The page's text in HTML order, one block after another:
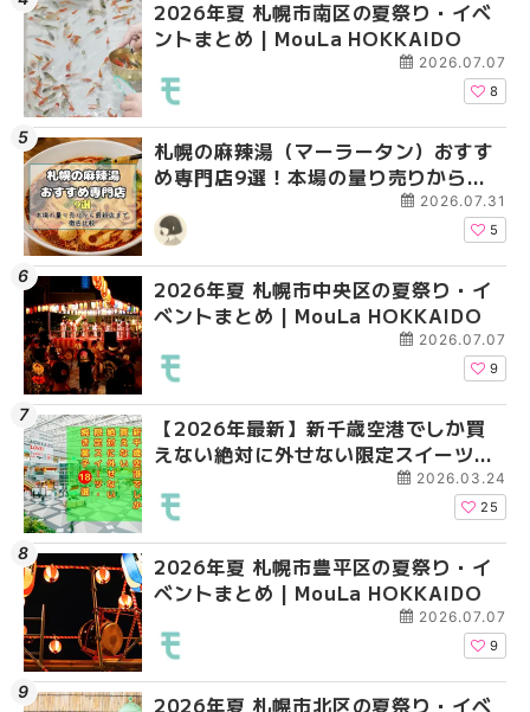
2026年夏 札幌市南区の夏祭り・イベ
ントまとめ | MouLa HOKKAIDO
2026.07.07
8
札幌の麻辣湯（マーラータン）おすす
め専門店9選！本場の量り売りから最
新店まで徹底比較 | MouLa
HOKKAIDO
2026.07.31
5
2026年夏 札幌市中央区の夏祭り・イ
ベントまとめ | MouLa HOKKAIDO
2026.07.07
9
【2026年最新】新千歳空港でしか買
えない絶対に外せない限定スイーツ・
焼き菓子18選 | MouLa HOKKAIDO
2026.03.24
25
2026年夏 札幌市豊平区の夏祭り・イ
ベントまとめ | MouLa HOKKAIDO
2026.07.07
9
2026年夏 札幌市北区の夏祭り・イベ
2026年夏 札幌市手稲
ベントまとめ |
2026年夏 札幌市白石
ベントまとめ |
2026年夏 札幌市清田
ベントまとめ |
2026年夏 札幌市南区
ントまとめ | MouLa
2026年夏 札幌市豊平
ベントまとめ |
2026年夏 札幌市中央
2026年夏 札幌市白石
ベントまとめ |
2026年夏 札幌市手稲
ベントまとめ |
札幌の麻辣湯（マーラ
め専門店6選！本場の
新店まで徹底比較 |
2026年夏 札幌市清田
ベントまとめ |
【2026年最新】新千
えない絶対に外せない
焼き菓子18選 |
【新千歳空港】新カー